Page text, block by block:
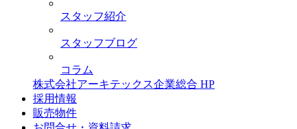
スタッフ紹介
スタッフブログ
コラム
株式会社アーキテックス企業総合 HP
採用情報
販売物件